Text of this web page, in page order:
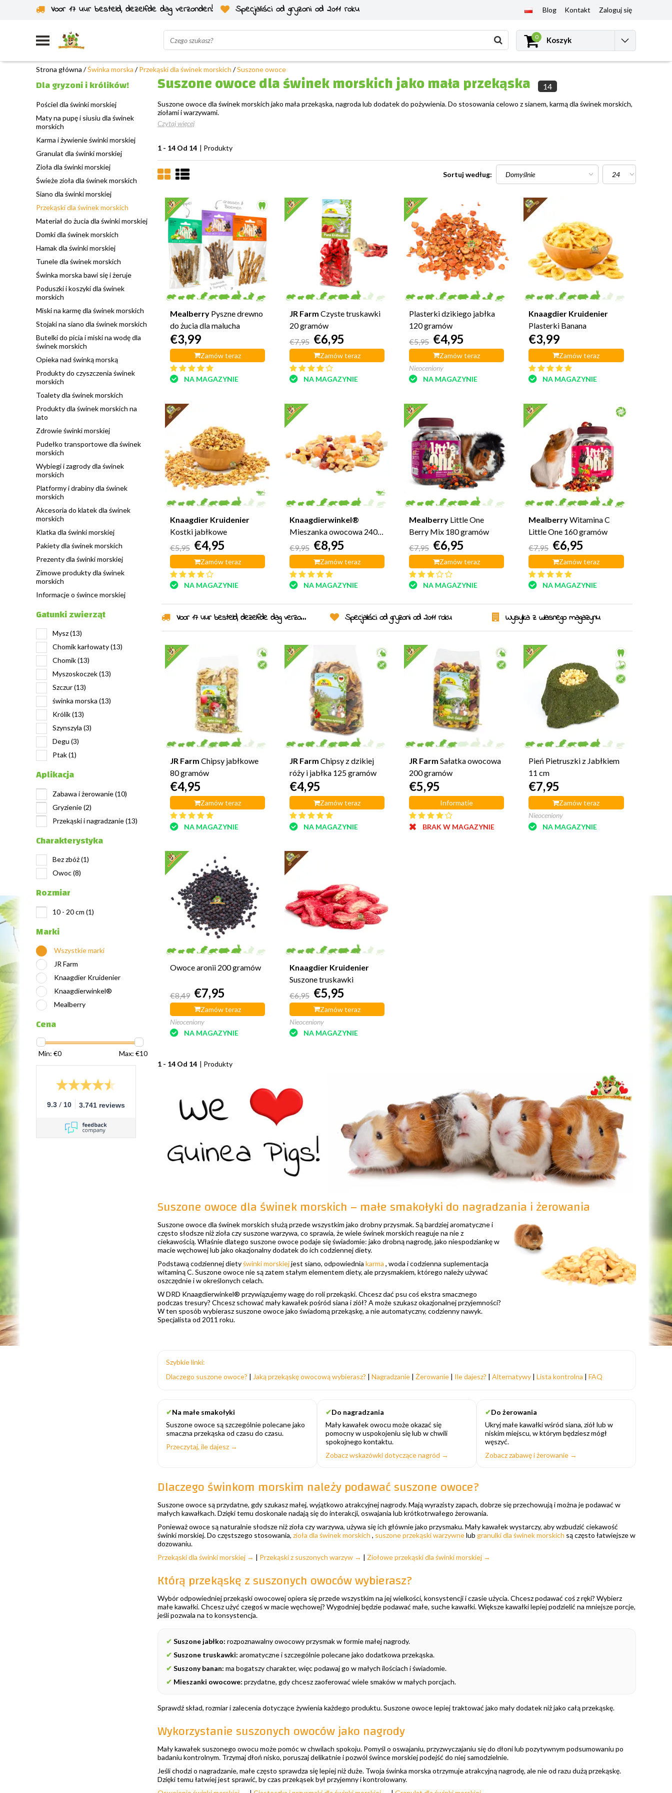
Voor 17 uur besteld, dezelfde dag verzonden!
Specjaliści od gryzoni od 2011 roku
Wysyłka z własnego magazynu
Blog Kontakt Zaloguj się
0 Koszyk
Strona główna /Świnka morska /Przekąski dla świnek morskich /Suszone owoce
Dla gryzoni i królików!
Pościel dla świnki morskiej
Maty na pupę i siusiu dla świnek
morskich
Karma i żywienie świnki morskiej
Granulat dla świnki morskiej
Zioła dla świnki morskiej
Świeże zioła dla świnek morskich
Siano dla świnki morskiej
Przekąski dla świnek morskich
Materiał do żucia dla świnki morskiej
Domki dla świnek morskich
Hamak dla świnki morskiej
Tunele dla świnek morskich
Świnka morska bawi się i żeruje
Poduszki i koszyki dla świnek
morskich
Miski na karmę dla świnek morskich
Stojaki na siano dla świnek morskich
Butelki do picia i miski na wodę dla
świnek morskich
Opieka nad świnką morską
Produkty do czyszczenia świnek
morskich
Toalety dla świnek morskich
Produkty dla świnek morskich na
lato
Zdrowie świnki morskiej
Pudełko transportowe dla świnek
morskich
Wybiegi i zagrody dla świnek
morskich
Platformy i drabiny dla świnek
morskich
Akcesoria do klatek dla świnek
morskich
Klatka dla świnki morskiej
Pakiety dla świnek morskich
Prezenty dla świnki morskiej
Zimowe produkty dla świnek
morskich
Informacje o śwince morskiej
Gatunki zwierząt
Mysz(13)
Chomik karłowaty(13)
Chomik(13)
Myszoskoczek(13)
Szczur(13)
świnka morska (13)
Królik(13)
Szynszyla (3)
Degu (3)
Ptak(1)
Aplikacja
Zabawa i żerowanie(10)
Gryzienie(2)
Przekąski i nagradzanie(13)
Charakterystyka
Bez zbóż(1)
Owoc(8)
Rozmiar
10 - 20 cm (1)
Marki
Wszystkie marki
JR Farm
Knaagdier Kruidenier
Knaagdierwinkel®
Mealberry
Cena
Min: €0 Max: €10
9.3 / 10 3.741 reviews
Suszone owoce dla świnek morskich jako mała przekąska 14
Suszone owoce dla świnek morskich jako mała przekąska, nagroda lub dodatek do pożywienia. Do stosowania celowo z sianem, karmą dla świnek morskich,
ziołami i warzywami.
Czytaj więcej
1 - 14 Od 14 | Produkty
Sortuj według:
Mealberry Pyszne drewno
do żucia dla malucha
€3,99
Zamów teraz
NA MAGAZYNIE
JR Farm Czyste truskawki
20 gramów
€7,95 €6,95
Zamów teraz
NA MAGAZYNIE
Plasterki dzikiego jabłka
120 gramów
€5,95 €4,95
Zamów teraz
Nieoceniony
NA MAGAZYNIE
Knaagdier Kruidenier
Plasterki Banana
€3,99
Zamów teraz
NA MAGAZYNIE
Knaagdier Kruidenier
Kostki jabłkowe
€5,95 €4,95
Zamów teraz
NA MAGAZYNIE
Knaagdierwinkel®
Mieszanka owocowa 240
gramów
€9,95 €8,95
Zamów teraz
NA MAGAZYNIE
Mealberry Little One
Berry Mix 180 gramów
€7,95 €6,95
Zamów teraz
NA MAGAZYNIE
MealberryWitamina C
Little One 160 gramów
€7,95 €6,95
Zamów teraz
NA MAGAZYNIE
Voor 17 uur besteld, dezelfde dag verzonden! Specjaliści od gryzoni od 2011 roku Wysyłka z własnego magazynu
JR Farm Chipsy jabłkowe
80 gramów
€4,95
Zamów teraz
NA MAGAZYNIE
JR Farm Chipsy z dzikiej
róży i jabłka 125 gramów
€4,95
Zamów teraz
NA MAGAZYNIE
JR Farm Sałatka owocowa
200 gramów
€5,95
Informatie
BRAK W MAGAZYNIE
Pień Pietruszki z Jabłkiem
11 cm
€7,95
Zamów teraz
Nieoceniony
NA MAGAZYNIE
Owoce aronii 200 gramów
€8,49 €7,95
Zamów teraz
Nieoceniony
NA MAGAZYNIE
Knaagdier Kruidenier
Suszone truskawki
€6,95 €5,95
Zamów teraz
Nieoceniony
NA MAGAZYNIE
1 - 14 Od 14 | Produkty
Suszone owoce dla świnek morskich – małe smakołyki do nagradzania i żerowania
Suszone owoce dla świnek morskich służą przede wszystkim jako drobny przysmak. Są bardziej aromatyczne i
często słodsze niż zioła czy suszone warzywa, co sprawia, że wiele świnek morskich reaguje na nie z
ciekawością. Właśnie dlatego suszone owoce podaje się świadomie: jako drobną nagrodę, jako niespodziankę w
macie węchowej lub jako okazjonalny dodatek do ich codziennej diety.
Podstawą codziennej dietyświnki morskiejjest siano, odpowiednia karma , woda i codzienna suplementacja
witaminą C. Suszone owoce nie są zatem stałym elementem diety, ale przysmakiem, którego należy używać
oszczędnie i w określonych celach.
W DRD Knaagdierwinkel® przywiązujemy wagę do roli przekąski. Chcesz dać psu coś ekstra smacznego
podczas tresury? Chcesz schować mały kawałek pośród siana i ziół? A może szukasz okazjonalnej przyjemności?
W ten sposób wybierasz suszone owoce jako świadomą przekąskę, a nie automatyczny, codzienny nawyk.
Specjalista od 2011 roku.
Szybkie linki:
Dlaczego suszone owoce? | Jaką przekąskę owocową wybierasz? | Nagradzanie | Żerowanie | Ile dajesz? | Alternatywy | Lista kontrolna | FAQ
✔Na małe smakołyki
Suszone owoce są szczególnie polecane jako
smaczna przekąska od czasu do czasu.
Przeczytaj, ile dajesz →
✔Do nagradzania
Mały kawałek owocu może okazać się
pomocny w uspokojeniu się lub w chwili
spokojnego kontaktu.
Zobacz wskazówki dotyczące nagród →
✔Do żerowania
Ukryj małe kawałki wśród siana, ziół lub w
niskim miejscu, w którym będziesz mógł
węszyć.
Zobacz zabawę i żerowanie →
Dlaczego świnkom morskim należy podawać suszone owoce?
Suszone owoce są przydatne, gdy szukasz małej, wyjątkowo atrakcyjnej nagrody. Mają wyrazisty zapach, dobrze się przechowują i można je podawać w
małych kawałkach. Dzięki temu doskonale nadają się do interakcji, oswajania lub krótkotrwałego żerowania.
Ponieważ owoce są naturalnie słodsze niż zioła czy warzywa, używa się ich głównie jako przysmaku. Mały kawałek wystarczy, aby wzbudzić ciekawość
świnki morskiej. Do częstszego stosowania, zioła dla świnek morskich , suszone przekąski warzywnelub granulki dla świnek morskich są często łatwiejsze w
dozowaniu.
Przekąski dla świnki morskiej → | Przekąski z suszonych warzyw → | Ziołowe przekąski dla świnki morskiej →
Którą przekąskę z suszonych owoców wybierasz?
Wybór odpowiedniej przekąski owocowej opiera się przede wszystkim na jej wielkości, konsystencji i czasie użycia. Chcesz podawać coś z ręki? Wybierz
małe kawałki. Chcesz użyć czegoś w macie węchowej? Wygodniej będzie podawać małe, suche kawałki. Większe kawałki lepiej podzielić na mniejsze porcje,
jeśli pozwala na to konsystencja.
✔ Suszone jabłko: rozpoznawalny owocowy przysmak w formie małej nagrody.
✔ Suszone truskawki: aromatyczne i szczególnie polecane jako dodatkowa przekąska.
✔ Suszony banan: ma bogatszy charakter, więc podawaj go w małych ilościach i świadomie.
✔ Mieszanki owocowe: przydatne, gdy chcesz zaoferować wiele smaków w małych porcjach.
Sprawdź skład, rozmiar i zalecenia dotyczące żywienia każdego produktu. Suszone owoce lepiej traktować jako mały dodatek niż jako całą przekąskę.
Wykorzystanie suszonych owoców jako nagrody
Mały kawałek suszonego owocu może pomóc w chwilach spokoju. Pomyśl o oswajaniu, przyzwyczajaniu się do dłoni lub pozytywnym podsumowaniu po
badaniu kontrolnym. Trzymaj dłoń nisko, poruszaj delikatnie i pozwól śwince morskiej podejść do niej samodzielnie.
Jeśli chodzi o nagradzanie, małe często sprawdza się lepiej niż duże. Twoja świnka morska otrzymuje atrakcyjną nagrodę, ale nie od razu dużą przekąskę.
Dzięki temu łatwiej jest sprawić, by czas przekąsek był przyjemny i kontrolowany.